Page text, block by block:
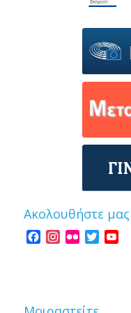
Ακολουθήστε μας
Facebook
Instagram
Flickr Twitter